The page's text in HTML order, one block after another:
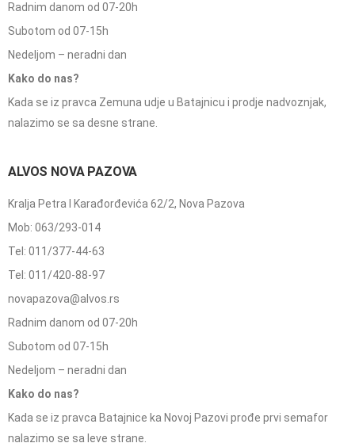
Radnim danom od 07-20h
Subotom od 07-15h
Nedeljom – neradni dan
Kako do nas?
Kada se iz pravca Zemuna udje u Batajnicu i prodje nadvoznjak,
nalazimo se sa desne strane.
ALVOS NOVA PAZOVA
Kralja Petra I Karađorđevića 62/2, Nova Pazova
Mob: 063/293-014
Tel: 011/377-44-63
Tel: 011/420-88-97
novapazova@alvos.rs
Radnim danom od 07-20h
Subotom od 07-15h
Nedeljom – neradni dan
Kako do nas?
Kada se iz pravca Batajnice ka Novoj Pazovi prođe prvi semafor
nalazimo se sa leve strane.